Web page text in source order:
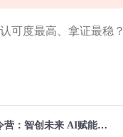
可度最高、拿证最稳？
2026年深大优课 AI 研学夏令营：智创未来 AI赋能成长